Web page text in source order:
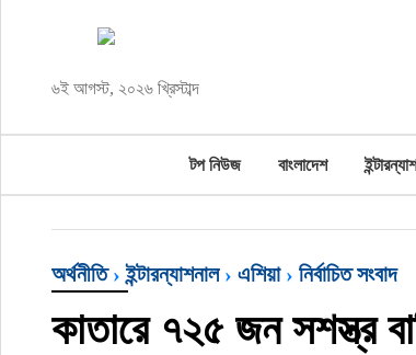
৬ই আগস্ট, ২০২৬ খ্রিস্টাব্দ
টপ নিউজ বাংলাদেশ
অর্থনীতি›ইন্টারন্যাশনাল›এশিয়া›নির্বাচিত সংবাদ
কাতারে ৭২৫ জন সশস্ত্র